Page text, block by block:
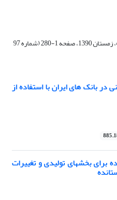
دوره 46، شماره 4، زمستان 1390، صفحه 1-280 (شماره 97
در بانک های ایران با استفاده از
برای بخش‏های تولیدی و تغییرات